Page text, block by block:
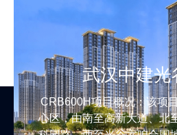
武汉中建光
CRB600H项目概况：该项
心区，由南至高新大道、北